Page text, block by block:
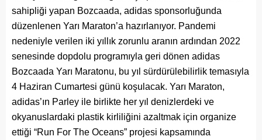
sahipliği yapan Bozcaada, adidas sponsorluğunda
düzenlenen Yarı Maraton’a hazırlanıyor. Pandemi
nedeniyle verilen iki yıllık zorunlu aranın ardından 2022
senesinde dopdolu programıyla geri dönen adidas
Bozcaada Yarı Maratonu, bu yıl sürdürülebilirlik temasıyla
4 Haziran Cumartesi günü koşulacak. Yarı Maraton,
adidas’ın Parley ile birlikte her yıl denizlerdeki ve
okyanuslardaki plastik kirliliğini azaltmak için organize
ettiği “Run For The Oceans” projesi kapsamında